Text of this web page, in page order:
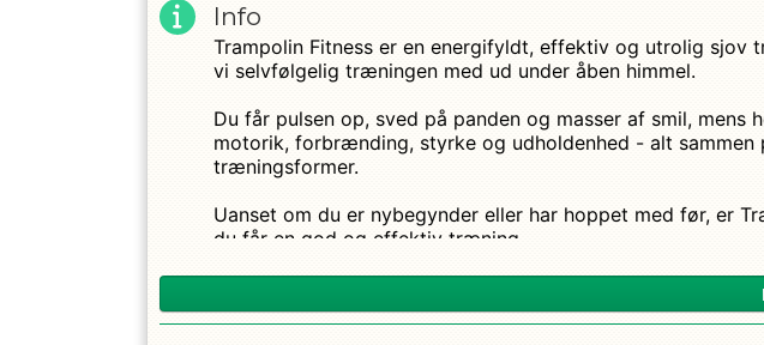
OPRET EN PROFIL
Info
Trampolin Fitness er en energifyldt, effektiv og utrolig
vi selvfølgelig træningen med ud under åben himmel.
Du får pulsen op, sved på panden og masser af smil,
motorik, forbrænding, styrke og udholdenhed - alt
træningsformer.
Uanset om du er nybegynder eller har hoppet med før, er
du får en god og effektiv træning.
Har du glemt, hvor sjovt det er at hoppe? Så er den nye